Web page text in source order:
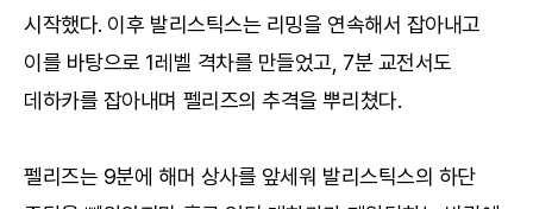
시작했다. 이후 발리스틱스는 리밍을 연속해서 잡아내고
이를 바탕으로 1레벨 격차를 만들었고, 7분 교전서도
데하카를 잡아내며 펠리즈의 추격을 뿌리쳤다.
펠리즈는 9분에 해머 상사를 앞세워 발리스틱스의 하단